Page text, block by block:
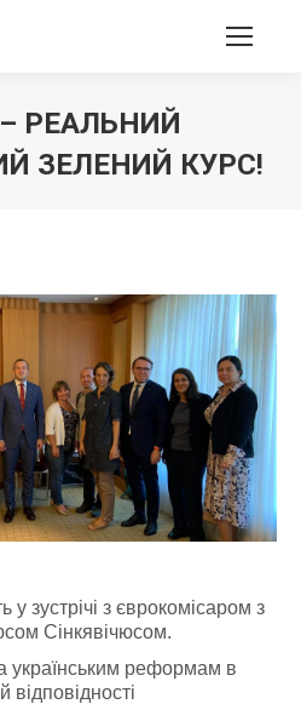
– РЕАЛЬНИЙ
ЗЕЛЕНИЙ КУРС!
у зустрічі з єврокомісаром з
Сінкявічюсом.
українським реформам в
відповідності